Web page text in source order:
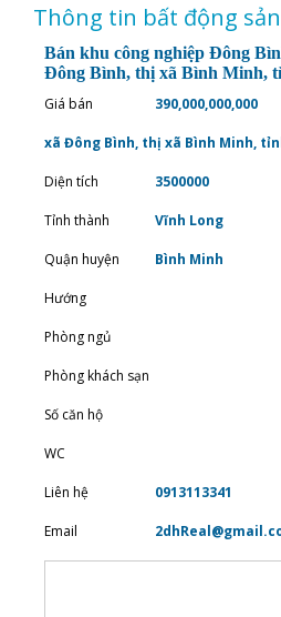
Thông tin bất động sản
Bán khu công nghiệp Đông
Đông Bình, thị xã Bình Minh,
Giá bán
390,000,000,000
xã Đông Bình, thị xã Bình Minh,
Diện tích 3500000
Tỉnh thành Vĩnh Long
Quận huyện Bình Minh
Hướng
Phòng ngủ
Phòng khách sạn
Số căn hộ
WC
Liên hệ 0913113341
Email